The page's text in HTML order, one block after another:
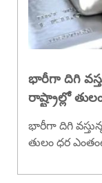
భారీగా దిగి
రాష్ట్రాల్లో
భారీగా దిగి
తులం ధర